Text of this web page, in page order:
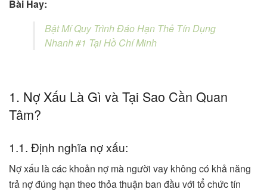
Bài Hay:
Bật Mí Quy Trình Đáo Hạn Thẻ Tín Dụng
Nhanh #1 Tại Hồ Chí Minh
1. Nợ Xấu Là Gì và Tại Sao Cần Quan
Tâm?
1.1. Định nghĩa nợ xấu:
Nợ xấu là các khoản nợ mà người vay không có khả năng
trả nợ đúng hạn theo thỏa thuận ban đầu với tổ chức tín